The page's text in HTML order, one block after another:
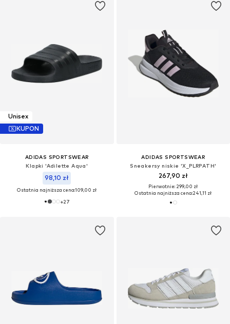
Unisex
KUPON
ADIDAS SPORTSWEAR
Klapki 'Adilette Aqua'
98,10 zł
Ostatnia najniższa cena:109,00 zł
+27
ADIDAS SPORTSWEAR
Sneakersy niskie 'X_PLRPATH'
267,90 zł
Pierwotnie: 299,00 zł
Ostatnia najniższa cena:241,11 zł